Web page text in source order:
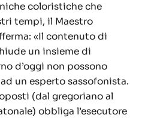
coloristiche che
tempi, il Maestro
«Il contenuto di
un insieme di
d’oggi non possono
un esperto sassofonista.
(dal gregoriano al
obbliga l’esecutore